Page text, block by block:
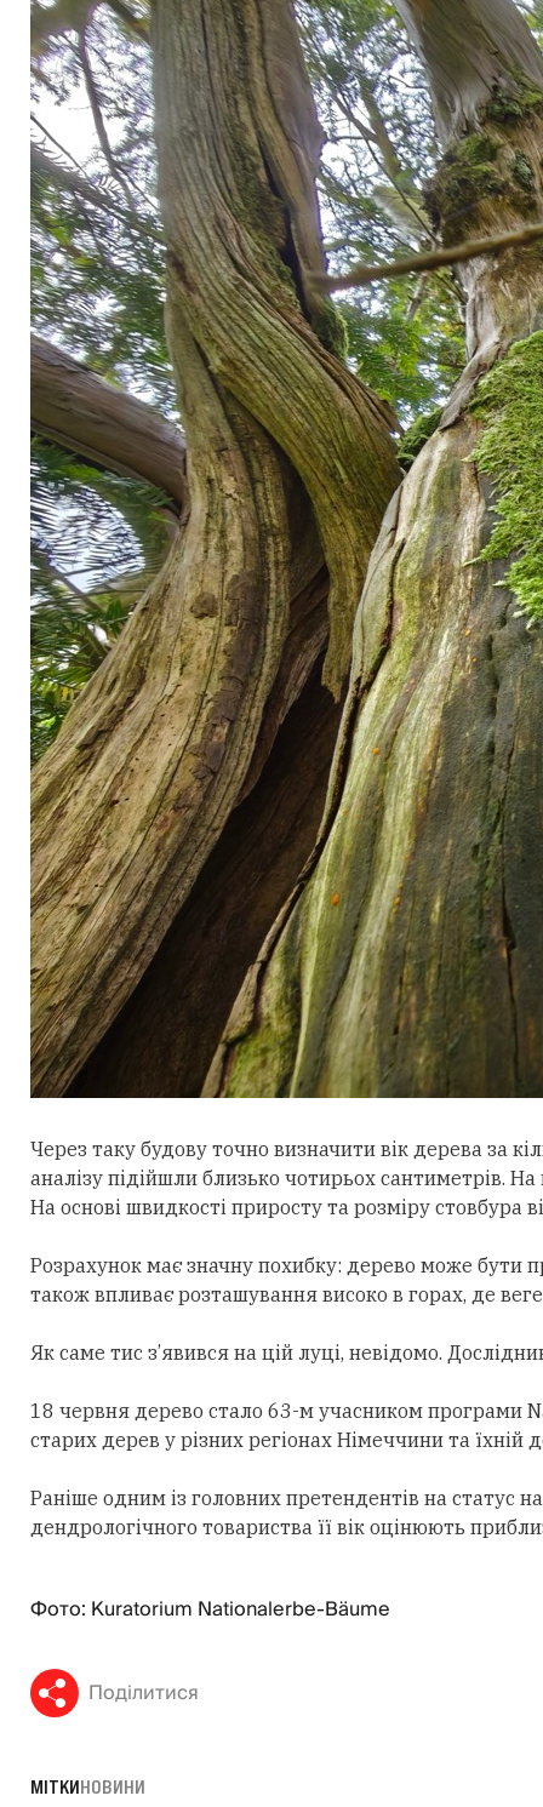
Через таку будову точно визначити вік дерева за
аналізу підійшли близько чотирьох сантиметрів.
На основі швидкості приросту та розміру стовбура
Розрахунок має значну похибку: дерево може бути
також впливає розташування високо в горах, де
Як саме тис з’явився на цій луці, невідомо.
18 червня дерево стало 63-м учасником програми
старих дерев у різних регіонах Німеччини та
Раніше одним із головних претендентів на статус
дендрологічного товариства її вік оцінюють
Фото: Kuratorium Nationalerbe-Bäume
Поділитися
МІТКИНОВИНИ